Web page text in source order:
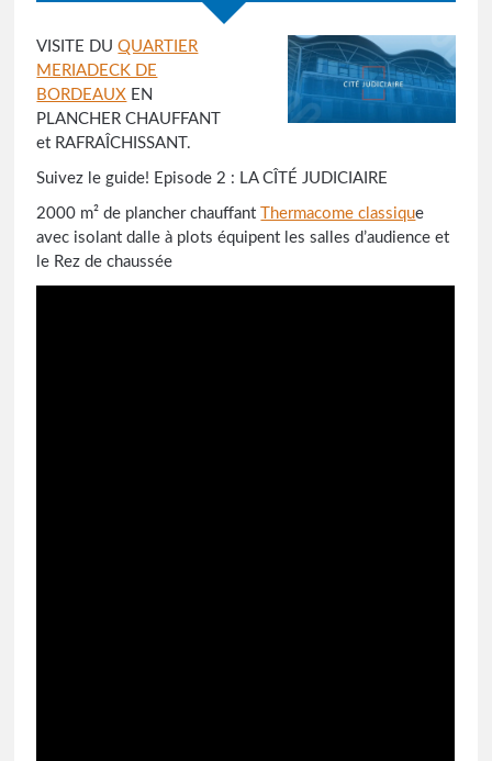
VISITE DUQUARTIER
MERIADECK DE
BORDEAUX EN
PLANCHER CHAUFFANT
et RAFRAÎCHISSANT.
Suivez le guide! Episode 2 : LA CÎTÉ JUDICIAIRE
2000 m² de plancher chauffant Thermacome classique
avec isolant dalle à plots équipent les salles d’audience et
le Rez de chaussée